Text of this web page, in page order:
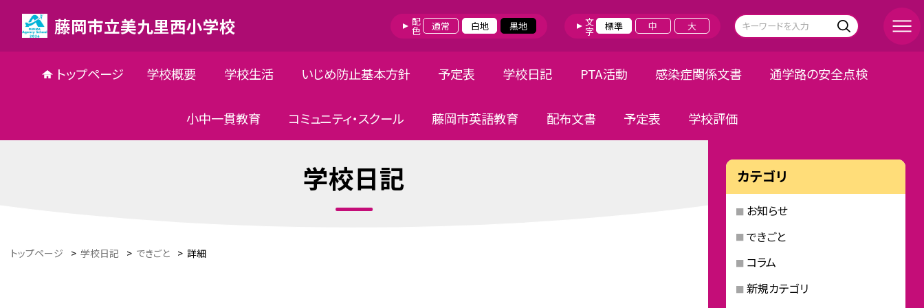
藤岡市立美九里西小学校 配色 通常 白地 黒地 文字 標準 中 大
トップページ 学校概要 学校生活 いじめ防止基本方針 予定表 学校日記 PTA活動 感染症関係文書 通学路の安全点検
小中一貫教育 コミュニティ・スクール 藤岡市英語教育 配布文書 予定表 学校評価
学校日記
トップページ > 学校日記 > できごと > 詳細
カテゴリ
お知らせ
できごと
コラム
新規カテゴリ